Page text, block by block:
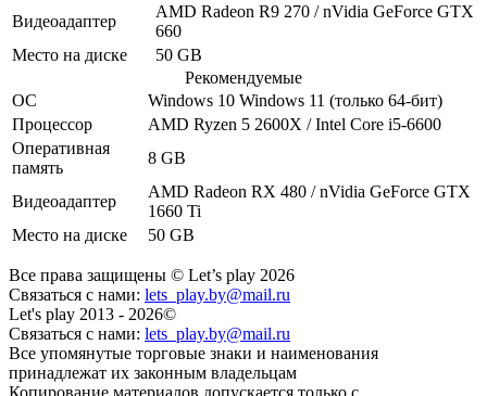
Видеоадаптер
AMD Radeon R9 270 / nVidia GeForce GTX
660
Место на диске
50 GB
Рекомендуемые
ОС
Windows 10 Windows 11 (только 64-бит)
Процессор
AMD Ryzen 5 2600X / Intel Core i5-6600
Оперативная
память
8 GB
Видеоадаптер
AMD Radeon RX 480 / nVidia GeForce GTX
1660 Ti
Место на диске
50 GB
Все права защищены © Let’s play 2026
Связаться с нами: lets_play.by@mail.ru
Let's play 2013 - 2026©
Связаться с нами: lets_play.by@mail.ru
Все упомянутые торговые знаки и наименования
принадлежат их законным владельцам
Копирование материалов допускается только с